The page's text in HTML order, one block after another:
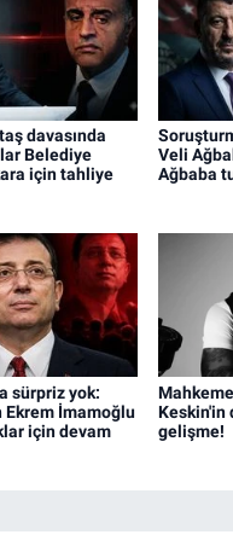
davasında
Belediye
için tahliye
Veli
Ağbaba
sürpriz yok:
Ekrem İmamoğlu
için devam
Keskin'in
gelişme!